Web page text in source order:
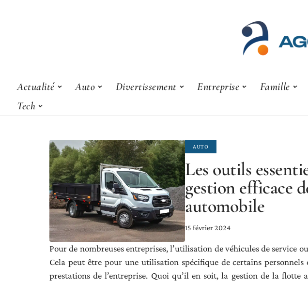
Actualité Auto Divertissement Entreprise Famille
Tech
AUTO
Les outils
gestion efficace
automobile
15 février 2024
Pour de nombreuses entreprises, l’utilisation de véhicules de service
Cela peut être pour une utilisation spécifique de certains
prestations de l’entreprise. Quoi qu’il en soit, la gestion de la flotte